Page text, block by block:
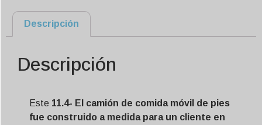
Descripción
Descripción
Este 11.4- El camión de comida móvil de pies
fue construido a medida para un cliente en